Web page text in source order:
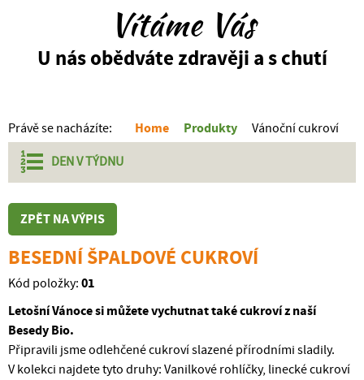
Vítáme Vás
U nás obědváte zdravěji a s chutí
Právě se nacházíte: Home Produkty Vánoční cukroví
DEN VTÝDNU
ZPĚT NA VÝPIS
BESEDNÍ ŠPALDOVÉ CUKROVÍ
Kód položky: 01
Letošní Vánoce si můžete vychutnat také cukroví z naší
Besedy Bio.
Připravili jsme odlehčené cukroví slazené přírodními sladily.
V kolekci najdete tyto druhy: Vanilkové rohlíčky, linecké cukroví